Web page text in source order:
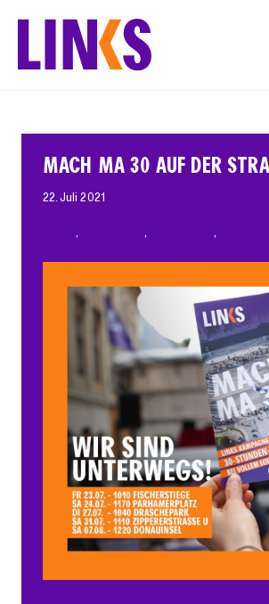
MACH MA 30 AUF DER
22. Juli 2021
, , ,